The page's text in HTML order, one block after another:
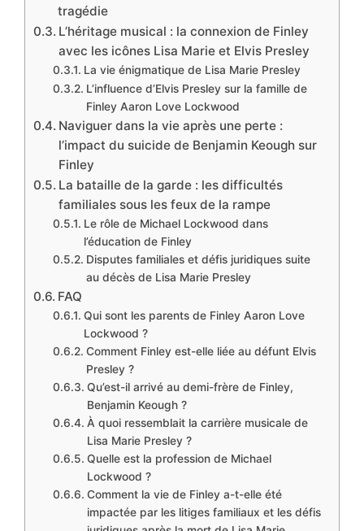
tragédie
L’héritage musical : la connexion de Finley
avec les icônes Lisa Marie et Elvis Presley
La vie énigmatique de Lisa Marie Presley
L’influence d’Elvis Presley sur la famille de
Finley Aaron Love Lockwood
Naviguer dans la vie après une perte :
l’impact du suicide de Benjamin Keough sur
Finley
La bataille de la garde : les difficultés
familiales sous les feux de la rampe
Le rôle de Michael Lockwood dans
l’éducation de Finley
Disputes familiales et défis juridiques suite
au décès de Lisa Marie Presley
FAQ
Qui sont les parents de Finley Aaron Love
Lockwood ?
Comment Finley est-elle liée au défunt Elvis
Presley ?
Qu’est-il arrivé au demi-frère de Finley,
Benjamin Keough ?
À quoi ressemblait la carrière musicale de
Lisa Marie Presley ?
Quelle est la profession de Michael
Lockwood ?
Comment la vie de Finley a-t-elle été
impactée par les litiges familiaux et les défis